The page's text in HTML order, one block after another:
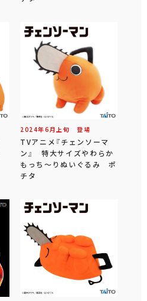
2024年6 月 上旬 登場
TVアニメ『チェンソーマ
ン』 特大サイズやわらか
もっち～りぬいぐるみ ポ
チタ